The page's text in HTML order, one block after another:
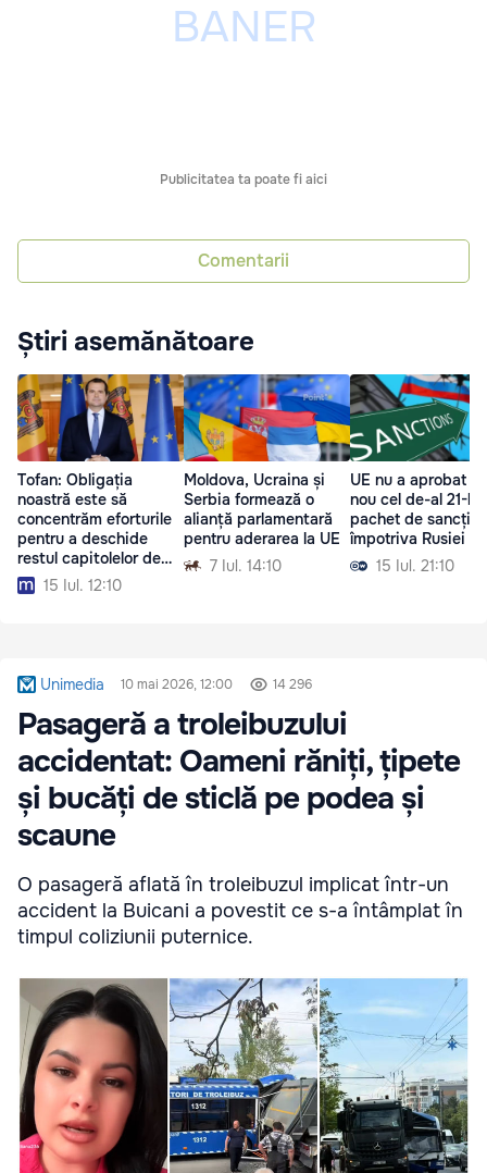
Publicitatea ta poate fi aici
Comentarii
Știri asemănătoare
Tofan: Obligația
noastră este să
concentrăm eforturile
pentru a deschide
restul capitolelor de
negociere
15 Iul. 12:10
Moldova, Ucraina și
Serbia formează o
alianță parlamentară
pentru aderarea la UE
7 Iul. 14:10
UE nu a aprobat
nou cel de-al 21-lea
pachet de
împotriva Rusiei
15 Iul. 21:10
Unimedia 10 mai 2026, 12:00 14 296
Pasageră a troleibuzului
accidentat: Oameni răniți, țipete
și bucăți de sticlă pe podea și
scaune
O pasageră aflată în troleibuzul implicat într-un
accident la Buicani a povestit ce s-a întâmplat în
timpul coliziunii puternice.